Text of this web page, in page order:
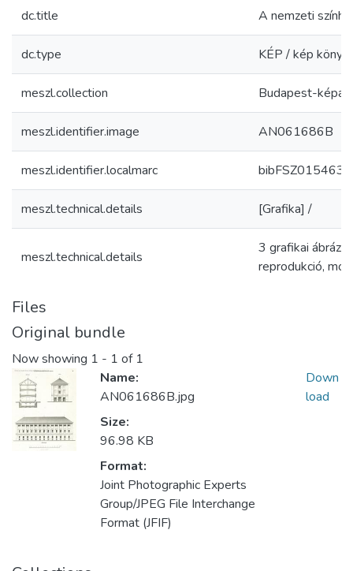
dc.title A nemzeti
dc.type KÉP / kép
meszl.collection Budapest-
meszl.identifier.image AN061686B
meszl.identifier.localmarc
meszl.technical.details [Grafika] /
meszl.technical.details
3 grafikai
reprodukció,
Files
Original bundle
Now showing 1 - 1 of 1
Name:
AN061686B.jpg
Size:
96.98 KB
Format:
Joint Photographic Experts
Group/JPEG File Interchange
Format (JFIF)
Down
load